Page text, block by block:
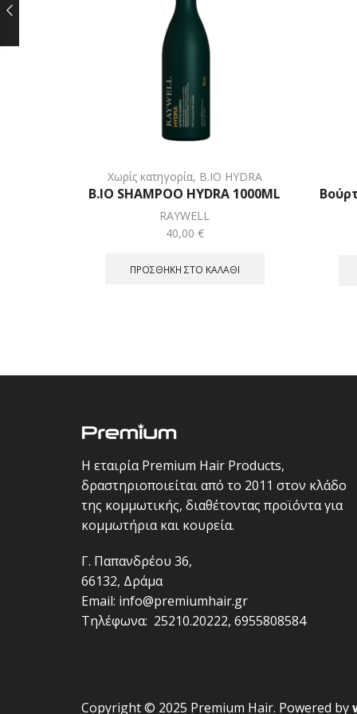
Χωρίς κατηγορία, B.IO HYDRA
B.IO SHAMPOO HYDRA 1000ML
RAYWELL
40,00 €
ΠΡΟΣΘΉΚΗ ΣΤΟ ΚΑΛΆΘΙ
Η εταιρία Premium Hair Products,
δραστηριοποιείται από το 2011 στον κλάδο
της κομμωτικής, διαθέτοντας προϊόντα για
κομμωτήρια και κουρεία.
Γ. Παπανδρέου 36,
66132, Δράμα
Email: info@premiumhair.gr
Τηλέφωνα: 25210.20222, 6955808584
Copyright © 2025 Premium Hair. Powered by